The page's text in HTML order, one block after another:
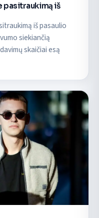
pasitraukimą iš
iš pasaulio
siekiančią
skaičiai esą